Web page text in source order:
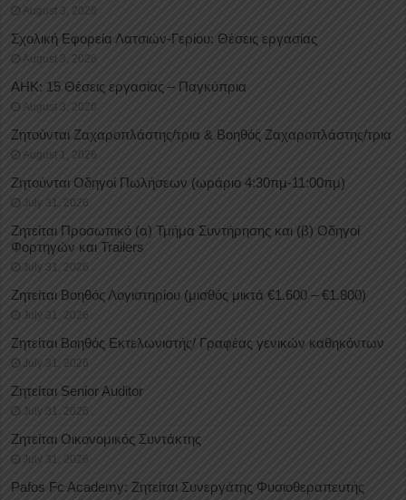
August 3, 2026
Σχολική Εφορεία Λατσιών-Γερίου: Θέσεις εργασίας
August 3, 2026
ΑΗΚ: 15 Θέσεις εργασίας – Παγκύπρια
August 3, 2026
Ζητούνται Ζαχαροπλάστης/τρια & Βοηθός Ζαχαροπλάστης/τρια
August 1, 2026
Ζητούνται Οδηγοί Πωλήσεων (ωράριο 4:30πμ-11:00πμ)
July 31, 2026
Ζητείται Προσωπικό (α) Τμήμα Συντήρησης και (β) Οδηγοί
Φορτηγών και Trailers
July 31, 2026
Ζητείται Βοηθός Λογιστηρίου (μισθός μικτά €1.600 – €1.800)
July 31, 2026
Ζητείται Βοηθός Εκτελωνιστής/ Γραφέας γενικών καθηκόντων
July 31, 2026
Ζητείται Senior Auditor
July 31, 2026
Ζητείται Οικονομικός Συντάκτης
July 31, 2026
Pafos Fc Academy: Ζητείται Συνεργάτης Φυσιοθεραπευτής